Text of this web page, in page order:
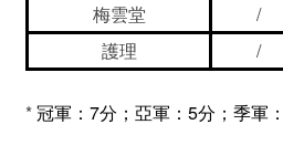
梅雲堂
/
護理
/
*冠軍：7分；亞軍：5分；季軍